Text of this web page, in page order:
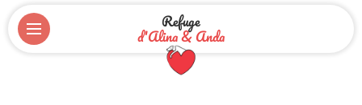
Refuge
d'Alina & Anda